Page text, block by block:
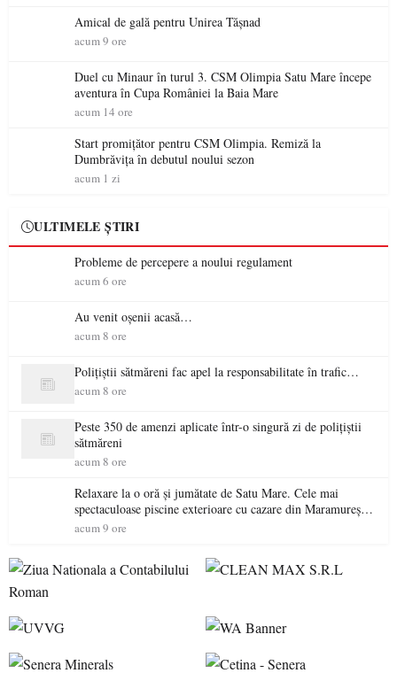
Amical de gală pentru Unirea Tășnad
acum 9 ore
Duel cu Minaur în turul 3. CSM Olimpia Satu Mare începe
aventura în Cupa României la Baia Mare
acum 14 ore
Start promițător pentru CSM Olimpia. Remiză la
Dumbrăvița în debutul noului sezon
acum 1 zi
ULTIMELE ȘTIRI
Probleme de percepere a noului regulament
acum 6 ore
Au venit oșenii acasă…
acum 8 ore
Polițiștii sătmăreni fac apel la responsabilitate în trafic…
acum 8 ore
Peste 350 de amenzi aplicate într-o singură zi de polițiștii
sătmăreni
acum 8 ore
Relaxare la o oră și jumătate de Satu Mare. Cele mai
spectaculoase piscine exterioare cu cazare din Maramureș,
ideale pentru o escapadă de vară
acum 9 ore